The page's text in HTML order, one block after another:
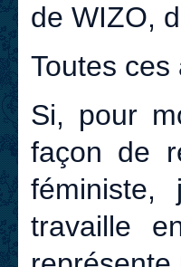
de WIZO,
Toutes
Si, pour
façon de
travaille